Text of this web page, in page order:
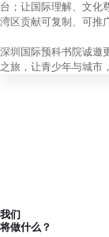
台；让国际理解、文化
湾区贡献可复制、可推
深圳国际预科书院诚邀
之旅，让青少年与城市
我们
将做什么？